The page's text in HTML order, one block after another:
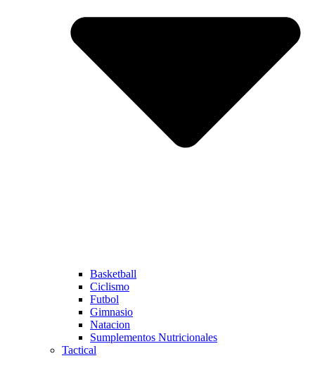
Basketball
Ciclismo
Futbol
Gimnasio
Natacion
Sumplementos Nutricionales
Tactical